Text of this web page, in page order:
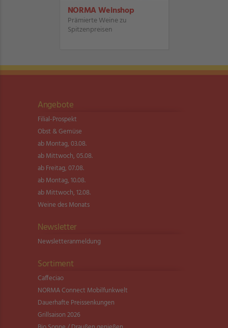
NORMA Weinshop
Prämierte Weine zu
Spitzenpreisen
Angebote
Filial-Prospekt
Obst & Gemüse
ab Montag, 03.08.
ab Mittwoch, 05.08.
ab Freitag, 07.08.
ab Montag, 10.08.
ab Mittwoch, 12.08.
Weine des Monats
Newsletter
Newsletter­anmeldung
Sortiment
Caffeciao
NORMA Connect Mobilfunkwelt
Dauerhafte Preissenkungen
Grillsaison 2026